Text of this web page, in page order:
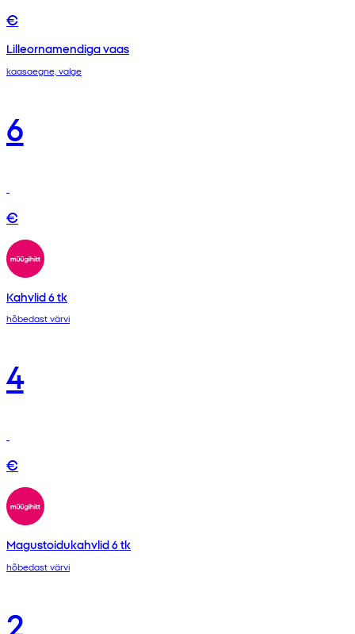
€
Lilleornamendiga vaas
kaasaegne, valge
6
€
Kahvlid 6 tk
hõbedast värvi
4
€
Magustoidukahvlid 6 tk
hõbedast värvi
2